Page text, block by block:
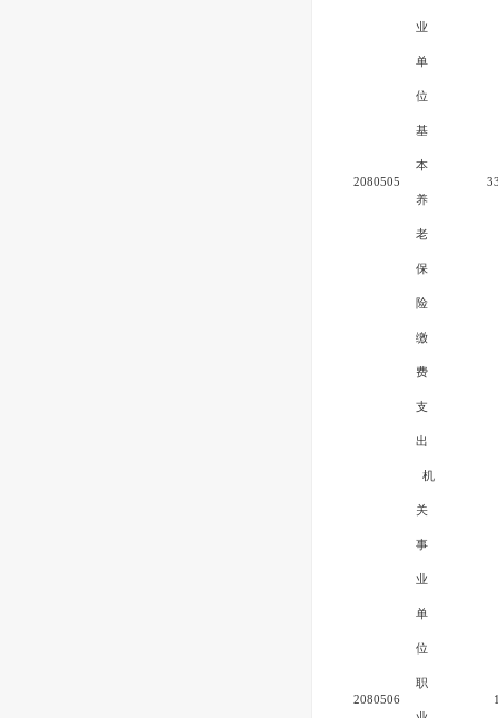
2080505
业
单
位
基
本
养
老
保
险
缴
费
支
出
2080506
机
关
事
业
单
位
职